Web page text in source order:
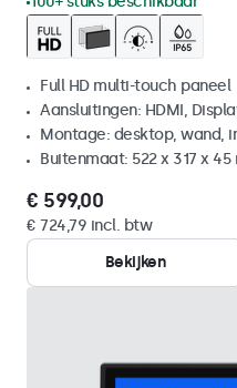
Full HD multi-touch paneel
Aansluitingen: HDMI,
Montage: desktop, wand,
Buitenmaat: 522 x 317 x 45
€ 599,00
€ 724,79 incl. btw
Bekijken